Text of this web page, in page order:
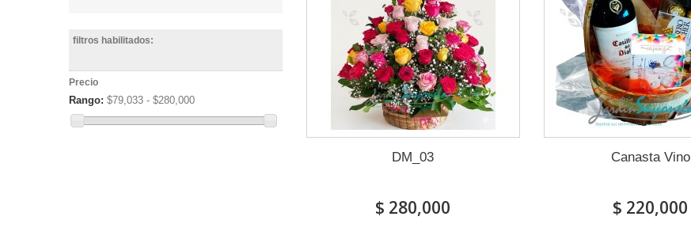
filtros habilitados:
Precio
Rango: $79,033 - $280,000
DM_03
$ 280,000
Canasta Vino
$ 220,000